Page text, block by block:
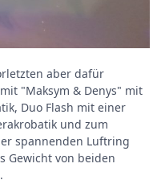
aber dafür
"Maksym & Denys" mit
Duo Flash mit einer
und zum
spannenden Luftring
Gewicht von beiden